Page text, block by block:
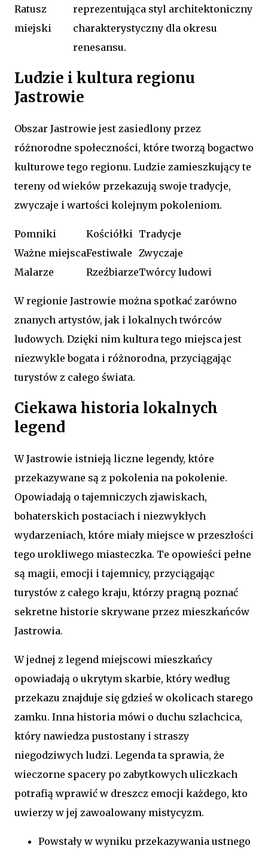
Ratusz
miejski
reprezentująca styl architektoniczny
charakterystyczny dla okresu
renesansu.
Ludzie i kultura regionu
Jastrowie
Obszar Jastrowie jest zasiedlony przez
różnorodne społeczności, które tworzą bogactwo
kulturowe tego regionu. Ludzie zamieszkujący te
tereny od wieków przekazują swoje tradycje,
zwyczaje i wartości kolejnym pokoleniom.
Pomniki Kościółki Tradycje
Ważne miejscaFestiwale Zwyczaje
Malarze
RzeźbiarzeTwórcy ludowi
W regionie Jastrowie można spotkać zarówno
znanych artystów, jak i lokalnych twórców
ludowych. Dzięki nim kultura tego miejsca jest
niezwykle bogata i różnorodna, przyciągając
turystów z całego świata.
Ciekawa historia lokalnych
legend
W Jastrowie istnieją liczne legendy, które
przekazywane są z pokolenia na pokolenie.
Opowiadają o tajemniczych zjawiskach,
bohaterskich postaciach i niezwykłych
wydarzeniach, które miały miejsce w przeszłości
tego urokliwego miasteczka. Te opowieści pełne
są magii, emocji i tajemnicy, przyciągając
turystów z całego kraju, którzy pragną poznać
sekretne historie skrywane przez mieszkańców
Jastrowia.
W jednej z legend miejscowi mieszkańcy
opowiadają o ukrytym skarbie, który według
przekazu znajduje się gdzieś w okolicach starego
zamku. Inna historia mówi o duchu szlachcica,
który nawiedza pustostany i straszy
niegodziwych ludzi. Legenda ta sprawia, że
wieczorne spacery po zabytkowych uliczkach
potrafią wprawić w dreszcz emocji każdego, kto
uwierzy w jej zawoalowany mistycyzm.
Powstały w wyniku przekazywania ustnego